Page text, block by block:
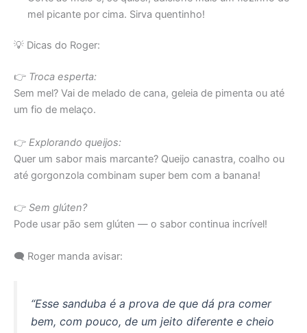
mel picante por cima. Sirva quentinho!
💡 Dicas do Roger:
👉 Troca esperta:
Sem mel? Vai de melado de cana, geleia de pimenta ou até
um fio de melaço.
👉 Explorando queijos:
Quer um sabor mais marcante? Queijo canastra, coalho ou
até gorgonzola combinam super bem com a banana!
👉 Sem glúten?
Pode usar pão sem glúten — o sabor continua incrível!
🗨️ Roger manda avisar:
“Esse sanduba é a prova de que dá pra comer
bem, com pouco, de um jeito diferente e cheio